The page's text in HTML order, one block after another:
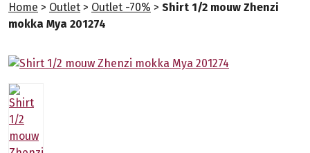
Home > Outlet > Outlet -70% > Shirt 1/2 mouw Zhenzi
mokka Mya 201274